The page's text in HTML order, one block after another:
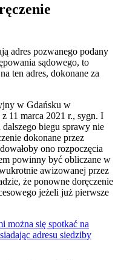
adres pozwanego podany
sądowego, to
ten adres, dokonane za
w Gdańsku w
11 marca 2021 r., sygn. I
biegu sprawy nie
dokonane przez
ono rozpoczęcia
powinny być obliczane w
awizowanej przez
że ponowne doręczenie
jeżeli już pierwsze
można się spotkać na
adresu siedziby